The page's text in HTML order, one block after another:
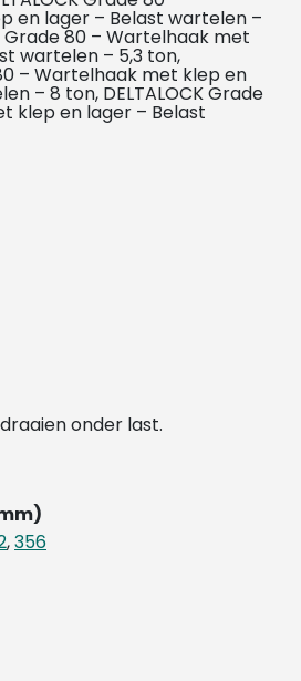
en lager – Belast wartelen –
Grade 80 – Wartelhaak met
wartelen – 5,3 ton,
– Wartelhaak met klep en
– 8 ton, DELTALOCK Grade
klep en lager – Belast
onder last.
,356